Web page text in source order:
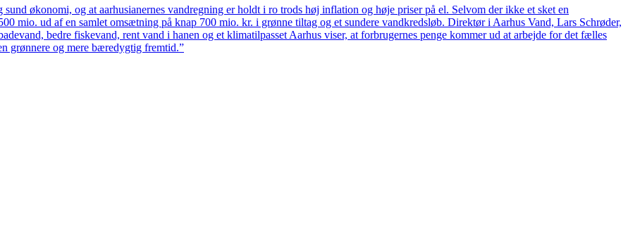
økonomi, og at aarhusianernes vandregning er holdt i ro trods høj inflation og høje priser på el. Selvom der ikke et sket en
mio. ud af en samlet omsætning på knap 700 mio. kr. i grønne tiltag og et sundere vandkredsløb. Direktør i Aarhus Vand, Lars Schrøder,
bedre fiskevand, rent vand i hanen og et klimatilpasset Aarhus viser, at forbrugernes penge kommer ud at arbejde for det fælles
grønnere og mere bæredygtig fremtid.”